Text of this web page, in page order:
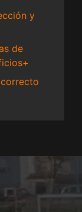
y
de